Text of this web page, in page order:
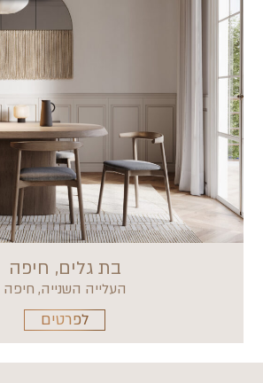
בת גלים, חיפה
העלייה השנייה, חיפה
לפרטים